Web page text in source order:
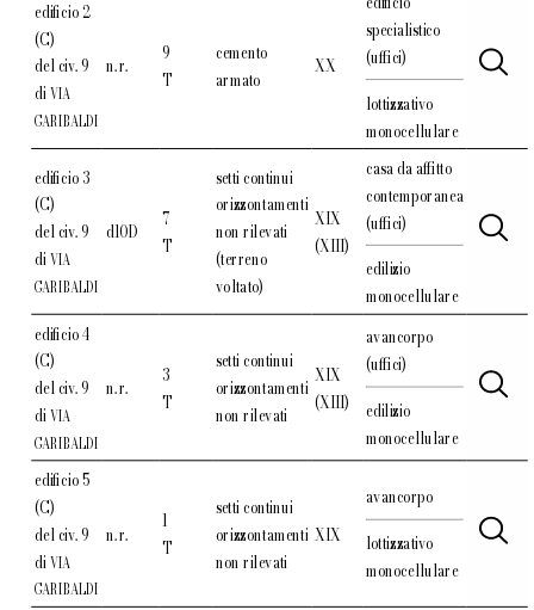
edificio 2
(C)
del civ. 9
diVIA
GARIBALDI
n. r.
9
T
cemento
armato XX
specialistico
(uffici)
lottizzativo
monocellulare
edificio 3
(C)
del civ. 9
diVIA
GARIBALDI
d10D 7
T
setti continui
orizzontamenti
non rilevati
(terreno
voltato)
XIX
(XIII)
casa da affitto
contemporanea
(uffici)
edilizio
monocellulare
edificio 4
(C)
del civ. 9
diVIA
GARIBALDI
n. r. 3
T
setti continui
orizzontamenti
non rilevati
XIX
(XIII)
avancorpo
(uffici)
edilizio
monocellulare
edificio 5
(C)
del civ. 9
diVIA
GARIBALDI
n. r.
1
T
setti continui
orizzontamenti
non rilevati
XIX
avancorpo
lottizzativo
monocellulare